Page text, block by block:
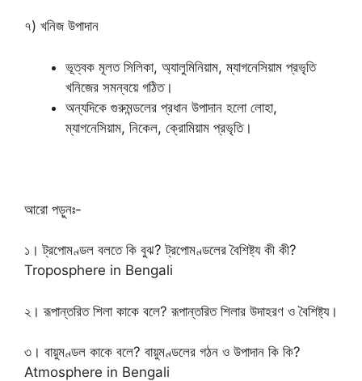
৭) খনিজ উপাদান
ভূত্বক মূলত সিলিকা, অ্যালুমিনিয়াম, ম্যাগনেসিয়াম প্রভৃতি
খনিজের সমন্বয়ে গঠিত।
অন্যদিকে গুরুমন্ডলের প্রধান উপাদান হলো লোহা,
ম্যাগনেসিয়াম, নিকেল, ক্রোমিয়াম প্রভৃতি।
আরো পড়ুনঃ-
১। ট্রপোমণ্ডল বলতে কি বুঝ? ট্রপোমণ্ডলের বৈশিষ্ট্য কী কী?
Troposphere in Bengali
২। রূপান্তরিত শিলা কাকে বলে? রূপান্তরিত শিলার উদাহরণ ও বৈশিষ্ট্য।
৩। বায়ুমণ্ডল কাকে বলে? বায়ুমণ্ডলের গঠন ও উপাদান কি কি?
Atmosphere in Bengali